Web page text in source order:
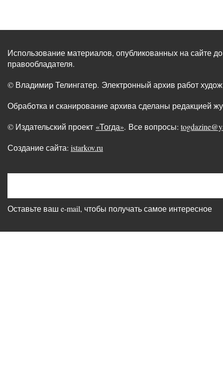
Использование материалов, опубликованных на сайте
правообладателя.
© Владимир Телингатер. Электронный архив работ
Обработка и сканирование архива сделаны редакцией
© Издательский проект «Тогда». Все вопросы:
Создание сайта: istarkov.ru
Оставьте ваш e-mail, чтобы получать самое интересное